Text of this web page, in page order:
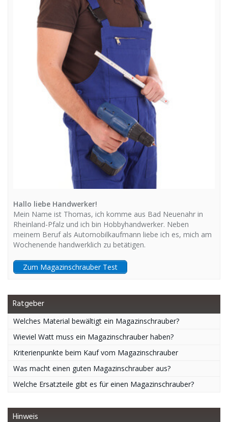
Hallo liebe Handwerker!
Mein Name ist Thomas, ich komme aus Bad Neuenahr in
Rheinland-Pfalz und ich bin Hobbyhandwerker. Neben
meinem Beruf als Automobilkaufmann liebe ich es, mich am
Wochenende handwerklich zu betätigen.
Zum Magazinschrauber Test
Ratgeber
Welches Material bewältigt ein Magazinschrauber?
Wieviel Watt muss ein Magazinschrauber haben?
Kriterienpunkte beim Kauf vom Magazinschrauber
Was macht einen guten Magazinschrauber aus?
Welche Ersatzteile gibt es für einen Magazinschrauber?
Hinweis